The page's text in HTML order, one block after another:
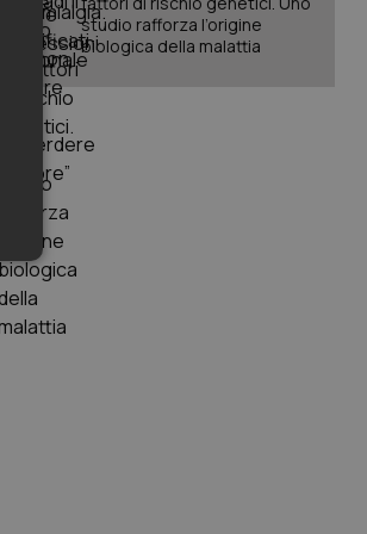
studio rafforza l’origine
biologica della malattia